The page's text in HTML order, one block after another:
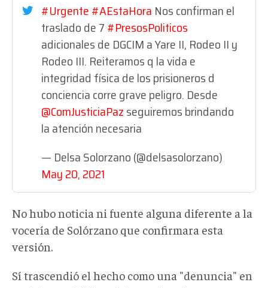
#Urgente#AEstaHora Nos confirman el
traslado de 7#PresosPoliticos
adicionales de DGCIM a Yare II, Rodeo II y
Rodeo III. Reiteramos q la vida e
integridad física de los prisioneros d
conciencia corre grave peligro. Desde
@ComJusticiaPazseguiremos brindando
la atención necesaria
— Delsa Solorzano (@delsasolorzano)
May 20, 2021
No hubo noticia ni fuente alguna diferente a la
vocería de Solórzano que confirmara esta
versión.
Sí trascendió el hecho como una "denuncia" en